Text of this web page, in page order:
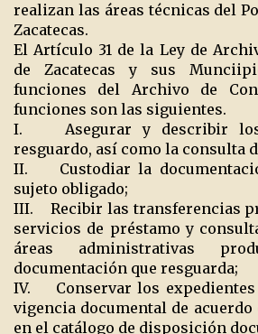
realizan las áreas técnicas del
Zacatecas.
El Artículo 31 de la Ley de
de Zacatecas y sus
funciones del Archivo de
funciones son las siguientes.
I. Asegurar y describir los
resguardo, así como la consulta
II. Custodiar la
sujeto obligado;
III. Recibir las transferencias
servicios de préstamo y
áreas administrativas
documentación que resguarda;
IV. Conservar los
vigencia documental de
en el catálogo de disposición